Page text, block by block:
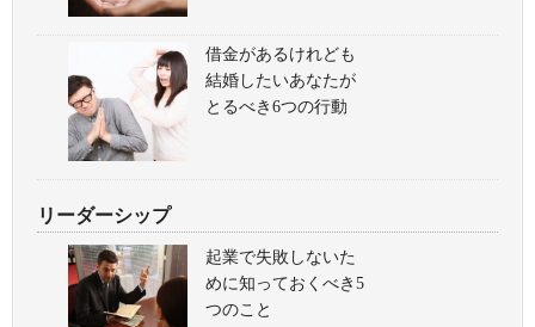
借金があるけれども
結婚したいあなたが
とるべき6つの行動
リーダーシップ
起業で失敗しないた
めに知っておくべき5
つのこと